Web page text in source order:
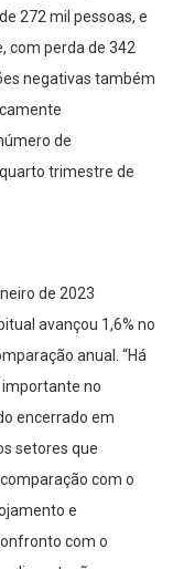
272 mil pessoas, e
com perda de 342
negativas também
de
trimestre de
de 2023
avançou 1,6% no
anual. “Há
no
encerrado em
setores que
com o
e
com o